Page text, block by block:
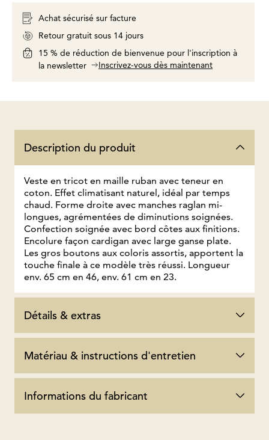
Achat sécurisé sur facture
Retour gratuit sous 14 jours
15 % de réduction de bienvenue pour l'inscription à
la newsletter
Inscrivez-vous dès maintenant
Description du produit
Veste en tricot en maille ruban avec teneur en
coton. Effet climatisant naturel, idéal par temps
chaud. Forme droite avec manches raglan mi-
longues, agrémentées de diminutions soignées.
Confection soignée avec bord côtes aux finitions.
Encolure façon cardigan avec large ganse plate.
Les gros boutons aux coloris assortis, apportent la
touche finale à ce modèle très réussi. Longueur
env. 65 cm en 46, env. 61 cm en 23.
Détails & extras
Matériau & instructions d'entretien
Informations du fabricant